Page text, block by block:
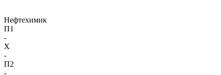
Нефтехимик
П1
-
X
-
П2
-